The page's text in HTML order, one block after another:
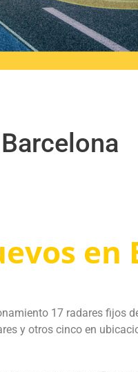
en
17 radares fijos
y otros cinco en